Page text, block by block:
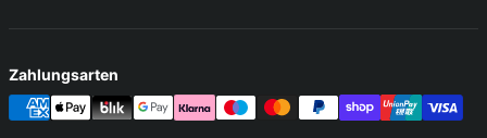
Zahlungsarten